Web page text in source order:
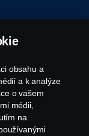
obsahu a
a k analýze
o vašem
médii,
na